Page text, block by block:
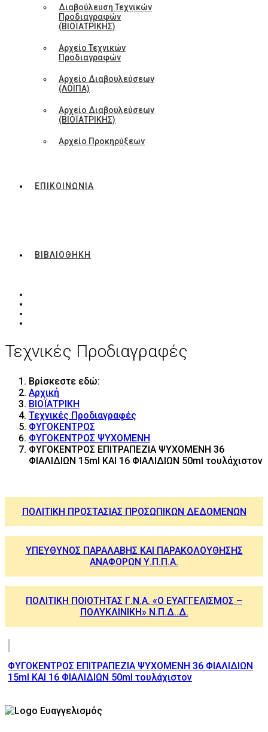
Διαβούλευση Τεχνικών
Προδιαγραφών
(ΒΙΟΪΑΤΡΙΚΗΣ)
Αρχείο Τεχνικών
Προδιαγραφών
Αρχείο Διαβουλεύσεων
(ΛΟΙΠΑ)
Αρχείο Διαβουλεύσεων
(ΒΙΟΪΑΤΡΙΚΗΣ)
Αρχείο Προκηρύξεων
ΕΠΙΚΟΙΝΩΝΙΑ
ΒΙΒΛΙΟΘΗΚΗ
Τεχνικές Προδιαγραφές
Βρίσκεστε εδώ:
Αρχική
ΒΙΟΪΑΤΡΙΚΗ
Τεχνικές Προδιαγραφές
ΦΥΓΟΚΕΝΤΡΟΣ
ΦΥΓΟΚΕΝΤΡΟΣ ΨΥΧΟΜΕΝΗ
ΦΥΓΟΚΕΝΤΡΟΣ ΕΠΙΤΡΑΠΕΖΙΑ ΨΥΧΟΜΕΝΗ 36
ΦΙΑΛΙΔΙΩΝ 15ml KAI 16 ΦΙΑΛΙΔΙΩΝ 50ml τουλάχιστον
ΠΟΛΙΤΙΚΗ ΠΡΟΣΤΑΣΙΑΣ ΠΡΟΣΩΠΙΚΩΝ ΔΕΔΟΜΕΝΩΝ
ΥΠΕΥΘΥΝΟΣ ΠΑΡΑΛΑΒΗΣ ΚΑΙ ΠΑΡΑΚΟΛΟΥΘΗΣΗΣ
ΑΝΑΦΟΡΩΝ Υ.Π.Π.Α.
ΠΟΛΙΤΙΚΗ ΠΟΙΟΤΗΤΑΣ Γ.Ν.Α. «Ο ΕΥΑΓΓΕΛΙΣΜΟΣ –
ΠΟΛΥΚΛΙΝΙΚΗ» Ν.Π.Δ..Δ.
ΦΥΓΟΚΕΝΤΡΟΣ ΕΠΙΤΡΑΠΕΖΙΑ ΨΥΧΟΜΕΝΗ 36 ΦΙΑΛΙΔΙΩΝ
15ml KAI 16 ΦΙΑΛΙΔΙΩΝ 50ml τουλάχιστον